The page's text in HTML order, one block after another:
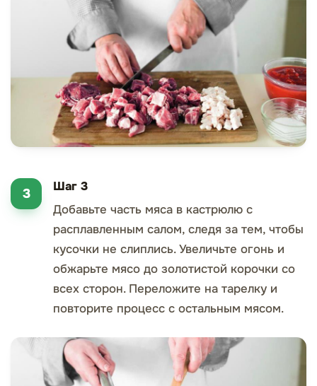
Шаг 3
Добавьте часть мяса в кастрюлю с
расплавленным салом, следя за тем, чтобы
кусочки не слиплись. Увеличьте огонь и
обжарьте мясо до золотистой корочки со
всех сторон. Переложите на тарелку и
повторите процесс с остальным мясом.